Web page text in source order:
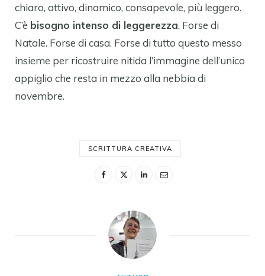
chiaro, attivo, dinamico, consapevole, più leggero.
C’è bisogno intenso di leggerezza. Forse di
Natale. Forse di casa. Forse di tutto questo messo
insieme per ricostruire nitida l’immagine dell’unico
appiglio che resta in mezzo alla nebbia di
novembre.
SCRITTURA CREATIVA